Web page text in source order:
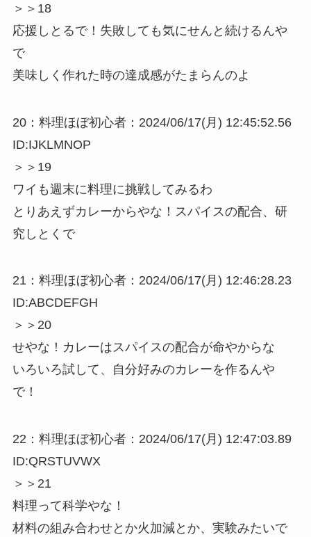
＞＞18
応援しとるで！失敗しても気にせんと続けるんや
で
美味しく作れた時の達成感がたまらんのよ
20：料理ほぼ初心者：2024/06/17(月) 12:45:52.56
ID:IJKLMNOP
＞＞19
ワイも週末に料理に挑戦してみるわ
とりあえずカレーからやな！スパイスの配合、研
究しとくで
21：料理ほぼ初心者：2024/06/17(月) 12:46:28.23
ID:ABCDEFGH
＞＞20
せやな！カレーはスパイスの配合が命やからな
いろいろ試して、自分好みのカレーを作るんや
で！
22：料理ほぼ初心者：2024/06/17(月) 12:47:03.89
ID:QRSTUVWX
＞＞21
料理って科学やな！
材料の組み合わせとか火加減とか、実験みたいで